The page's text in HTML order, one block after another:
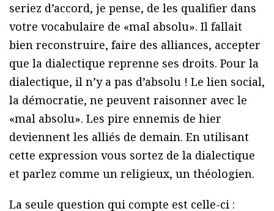
seriez d’accord, je pense, de les qualifier dans
votre vocabulaire de «mal absolu». Il fallait
bien reconstruire, faire des alliances, accepter
que la dialectique reprenne ses droits. Pour la
dialectique, il n’y a pas d’absolu ! Le lien social,
la démocratie, ne peuvent raisonner avec le
«mal absolu». Les pire ennemis de hier
deviennent les alliés de demain. En utilisant
cette expression vous sortez de la dialectique
et parlez comme un religieux, un théologien.
La seule question qui compte est celle-ci :